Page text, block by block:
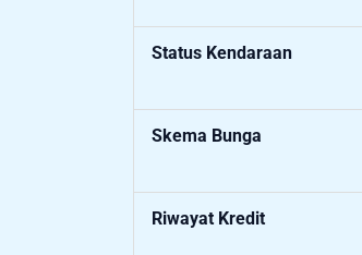
Status Kendaraan
Skema Bunga
Riwayat Kredit